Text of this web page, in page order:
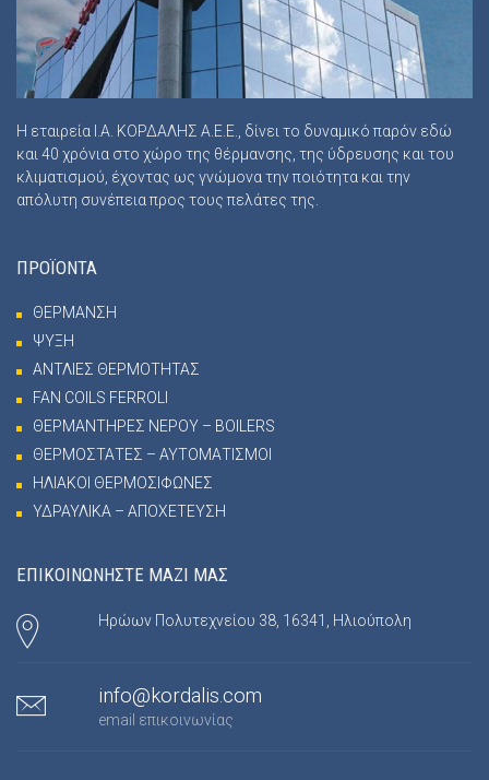
Η εταιρεία Ι.Α. ΚΟΡΔΑΛΗΣ Α.Ε.Ε., δίνει το δυναμικό παρόν εδώ
και 40 χρόνια στο χώρο της θέρμανσης, της ύδρευσης και του
κλιματισμού, έχοντας ως γνώμονα την ποιότητα και την
απόλυτη συνέπεια προς τους πελάτες της.
ΠΡΟΪΟΝΤΑ
ΘΕΡΜΑΝΣΗ
ΨΥΞΗ
ΑΝΤΛΙΕΣ ΘΕΡΜΟΤΗΤΑΣ
FAN COILS FERROLI
ΘΕΡΜΑΝΤΗΡΕΣ ΝΕΡΟΥ – BOILERS
ΘΕΡΜΟΣΤΑΤΕΣ – ΑΥΤΟΜΑΤΙΣΜΟΙ
ΗΛΙΑΚΟΙ ΘΕΡΜΟΣΙΦΩΝΕΣ
ΥΔΡΑΥΛΙΚΑ – ΑΠΟΧΕΤΕΥΣΗ
ΕΠΙΚΟΙΝΩΝΗΣΤΕ ΜΑΖΙ ΜΑΣ
Ηρώων Πολυτεχνείου 38, 16341, Ηλιούπολη
info@kordalis.com
email επικοινωνίας